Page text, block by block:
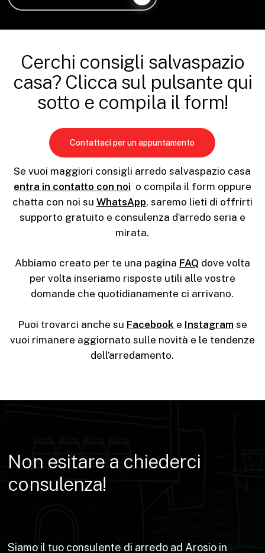
Cerchi consigli salvaspazio
casa? Clicca sul pulsante qui
sotto e compila il form!
Contattaci per un appuntamento
Se vuoi maggiori consigli arredo salvaspazio casa
entra in contatto con noi o compila il form oppure
chatta con noi su WhatsApp, saremo lieti di offrirti
supporto gratuito e consulenza d’arredo seria e
mirata.
Abbiamo creato per te una pagina FAQ dove volta
per volta inseriamo risposte utili alle vostre
domande che quotidianamente ci arrivano.
Puoi trovarci anche su Facebook e Instagram se
vuoi rimanere aggiornato sulle novità e le tendenze
dell’arredamento.
Non esitare a chiederci
consulenza!
Siamo il tuo consulente di arredo ad Arosio in